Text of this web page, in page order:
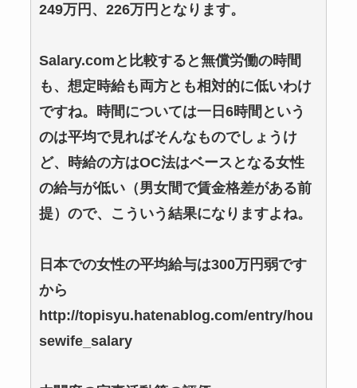
249万円、226万円となります。
Salary.comと比較すると無償労働の時間
も、想定時給も両方とも相対的に低いわけ
ですね。時間については一日6時間という
のは平均で見ればそんなものでしょうけ
ど、時給の方はOC法はベースとなる女性
の給与が低い（男女間で賃金格差がある前
提）ので、こういう結果になりますよね。
日本での女性の平均給与は300万円弱です
から
http://topisyu.hatenablog.com/entry/hou
sewife_salary